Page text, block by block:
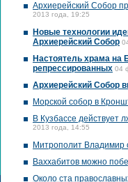
Архиерейский Собор
2013 года, 19:25
Новые технологии
Архиерейский Собор
Настоятель храма на
репрессированных 04
Архиерейский Собор
Морской собор в
В Кузбассе действует
2013 года, 14:55
Митрополит Владимир
Ваххабитов можно
Около ста